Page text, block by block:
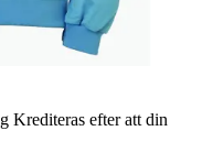
Krediteras efter att din